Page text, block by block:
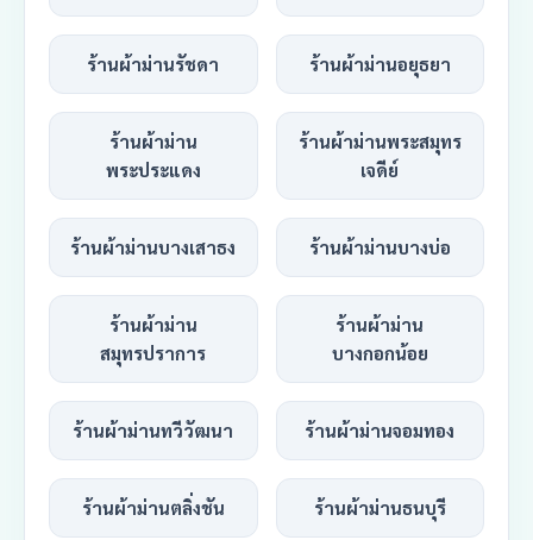
ร้านผ้าม่านรัชดา ร้านผ้าม่านอยุธยา
ร้านผ้าม่าน
พระประแดง
ร้านผ้าม่านพระสมุทร
เจดีย์
ร้านผ้าม่านบางเสาธง ร้านผ้าม่านบางบ่อ
ร้านผ้าม่าน
สมุทรปราการ
ร้านผ้าม่าน
บางกอกน้อย
ร้านผ้าม่านทวีวัฒนา ร้านผ้าม่านจอมทอง
ร้านผ้าม่านตลิ่งชัน ร้านผ้าม่านธนบุรี